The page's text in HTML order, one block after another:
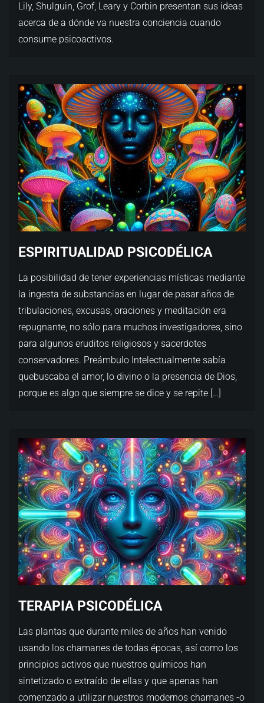
Lily, Shulguin, Grof, Leary y Corbin presentan sus ideas
acerca de a dónde va nuestra conciencia cuando
consume psicoactivos.
ESPIRITUALIDAD PSICODÉLICA
La posibilidad de tener experiencias místicas mediante
la ingesta de substancias en lugar de pasar años de
tribulaciones, excusas, oraciones y meditación era
repugnante, no sólo para muchos investigadores, sino
para algunos eruditos religiosos y sacerdotes
conservadores. Preámbulo Intelectualmente sabía
quebuscaba el amor, lo divino o la presencia de Dios,
porque es algo que siempre se dice y se repite […]
TERAPIA PSICODÉLICA
Las plantas que durante miles de años han venido
usando los chamanes de todas épocas, así como los
principios activos que nuestros químicos han
sintetizado o extraído de ellas y que apenas han
comenzado a utilizar nuestros modernos chamanes -o